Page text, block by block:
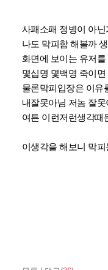
사패소패 정병이 아닌
나도 막피함 해볼까
화면에 보이는 유저
몇십명 몇백명 죽이
물론막피입장은 이유
내잘못아님 저놈 잘
여튼 이런저런생각때
이생각을 해보니 막